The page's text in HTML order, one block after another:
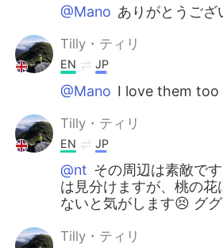
@Mano ありがとうござ
Tilly・ティリ
EN JP
@Mano I love them too
Tilly・ティリ
EN JP
@nt その周辺は素敵で
は見分けますが、桃の花
ないと気がします😣 グ
Tilly・ティリ